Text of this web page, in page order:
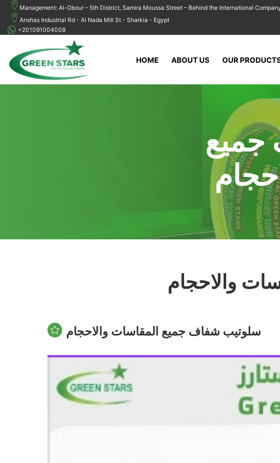
Management: Al-Obour – 5th District, Samira Moussa Street – Behind the International
Anshas Industrial Rd - Al Nada Mill St - Sharkia - Egypt
+201091004008
HOME ABOUT US OUR
والاحجام
سلوتيب شفاف جميع المقاسات والاحجام